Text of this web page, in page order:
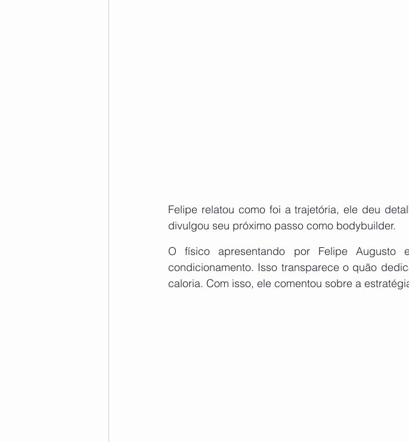
Felipe relatou como foi a trajetória, ele deu
divulgou seu próximo passo como bodybuilder.
O físico apresentando por Felipe
condicionamento. Isso transparece o quão
caloria. Com isso, ele comentou sobre a